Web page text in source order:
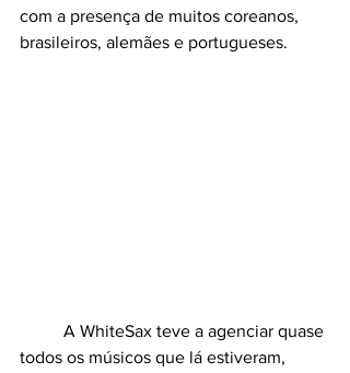
com a presença de muitos coreanos,
brasileiros, alemães e portugueses.
todos os músicos que lá estiveram,